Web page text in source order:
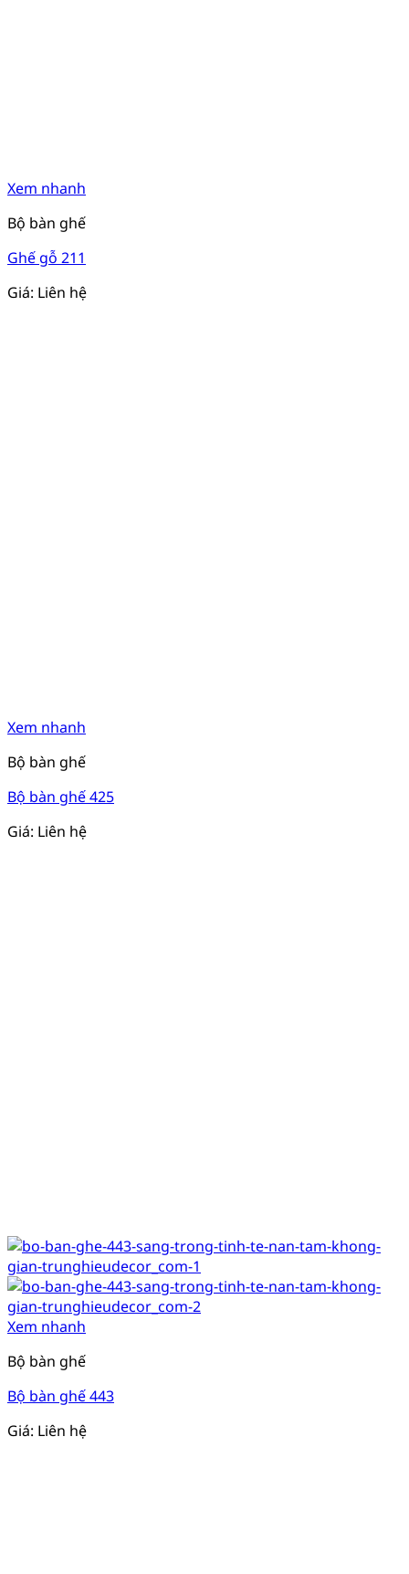
Xem nhanh
Bộ bàn ghế
Ghế gỗ 211
Giá: Liên hệ
Xem nhanh
Bộ bàn ghế
Bộ bàn ghế 425
Giá: Liên hệ
Xem nhanh
Bộ bàn ghế
Bộ bàn ghế 443
Giá: Liên hệ